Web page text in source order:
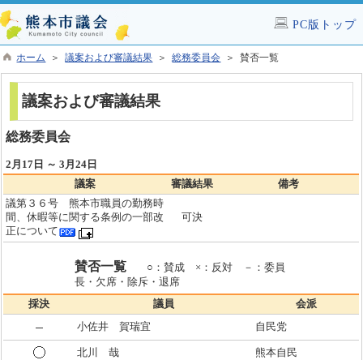
PC版トップ
ホーム ＞議案および審議結果 ＞総務委員会 ＞ 賛否一覧
議案および審議結果
総務委員会
2月17日 ～ 3月24日
議案
審議結果
備考
議第３６号 熊本市職員の勤務時
間、休暇等に関する条例の一部改
正について
可決
賛否一覧
○：賛成 ×：反対 －：委員
長・欠席・除斥・退席
採決 議員
会派
小佐井 賀瑞宜
自民党
北川 哉 熊本自民